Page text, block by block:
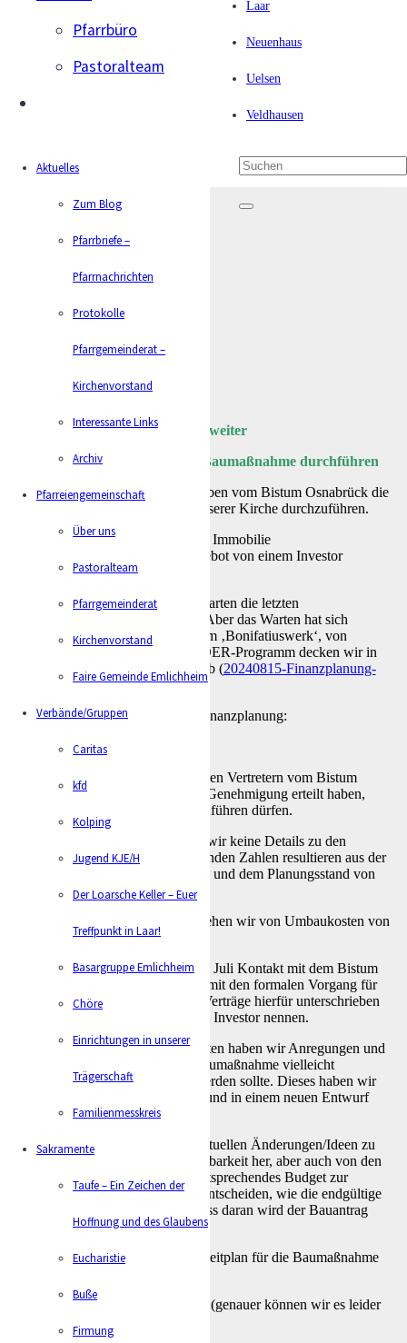
Pfarrbüro
Pastoralteam
Aktuelles
Zum Blog
Pfarrbriefe –
Pfarrnachrichten
Protokolle
Pfarrgemeinderat –
Kirchenvorstand
Interessante Links
Archiv
Pfarreiengemeinschaft
Über uns
Pastoralteam
Pfarrgemeinderat
Kirchenvorstand
Faire Gemeinde Emlichheim
Verbände/Gruppen
Caritas
kfd
Kolping
Jugend KJE/H
Der Loarsche Keller – Euer
Treffpunkt in Laar!
Basargruppe Emlichheim
Chöre
Einrichtungen in unserer
Trägerschaft
Familienmesskreis
Sakramente
Taufe – Ein Zeichen der
Hoffnung und des Glaubens
Eucharistie
Buße
Firmung
Laar
Neuenhaus
Uelsen
Veldhausen
Emlichheim
Umbau Kirche St. Joseph – Es
geht weiter
Es geht weiter
Wir dürfen und können die Baumaßnahme durchführen
Jetzt ist es endlich so weit, wir haben vom Bistum Osnabrück die
Freigabe erhalten, den Umbau unserer Kirche durchzuführen.
Anfang Juni haben wir für unsere Immobilie
‚Pfarrhaus/Gemeindehaus‘ ein Gebot von einem Investor
erhalten.
Im Juli haben wir nach langem Warten die letzten
Bewilligungsbescheide erhalten. Aber das Warten hat sich
gelohnt: Mit den Förderungen vom ‚Bonifatiuswerk‘, von
‚Aktion Mensch‘ und dem LEADER-Programm decken wir in
der Summe ca. 20% der Kosten ab (20240815-Finanzplanung-
Foerderprogramme).
Daraus ergibt sich die folgende Finanzplanung:
Diese Finanzplanung haben wir den Vertretern vom Bistum
vorgestellt, die daraufhin uns die Genehmigung erteilt haben,
dass wir die Baumaßnahme durchführen dürfen.
Zum aktuellen Zeitpunkt nennen wir keine Details zu den
Baukosten, denn die uns vorliegenden Zahlen resultieren aus der
Kostenschätzung (nach DIN 276) und dem Planungsstand von
August 2013.
Aber in unserer Finanzplanung gehen wir von Umbaukosten von
ca. 1. Mio. €. aus.
Bzgl. der Immobilie haben wir im Juli Kontakt mit dem Bistum
Osnabrück aufgenommen und damit den formalen Vorgang für
den Verkauf gestartet. Wenn die Verträge hierfür unterschrieben
sind, werden wir auch Detail zum Investor nennen.
In den letzten Wochen und Monaten haben wir Anregungen und
Ideen erhalten, was bei der Umbaumaßnahme vielleicht
berücksichtigen bzw. geändert werden sollte. Dieses haben wir
mit dem Architekten besprochen und in einem neuen Entwurf
berücksichtigt.
Der nächste Schritt ist, diese eventuellen Änderungen/Ideen zu
bewerten, einmal von der Umsetzbarkeit her, aber auch von den
Kosten, denn uns steht nur ein entsprechendes Budget zur
Verfügung. Danach werden wir entscheiden, wie die endgültige
Planung aussieht und im Anschluss daran wird der Bauantrag
Die Frage ist jetzt, wie sieht der Zeitplan für die Baumaßnahme
Nach aktuellem Stand planen wir (genauer können wir es leider